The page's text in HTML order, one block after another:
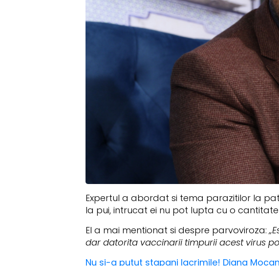
Expertul a abordat si tema parazitilor la
la pui, intrucat ei nu pot lupta cu o
El a mai mentionat si despre parvoviroza:
dar datorita vaccinarii timpurii acest virus
Nu si-a putut stapani lacrimile! Diana